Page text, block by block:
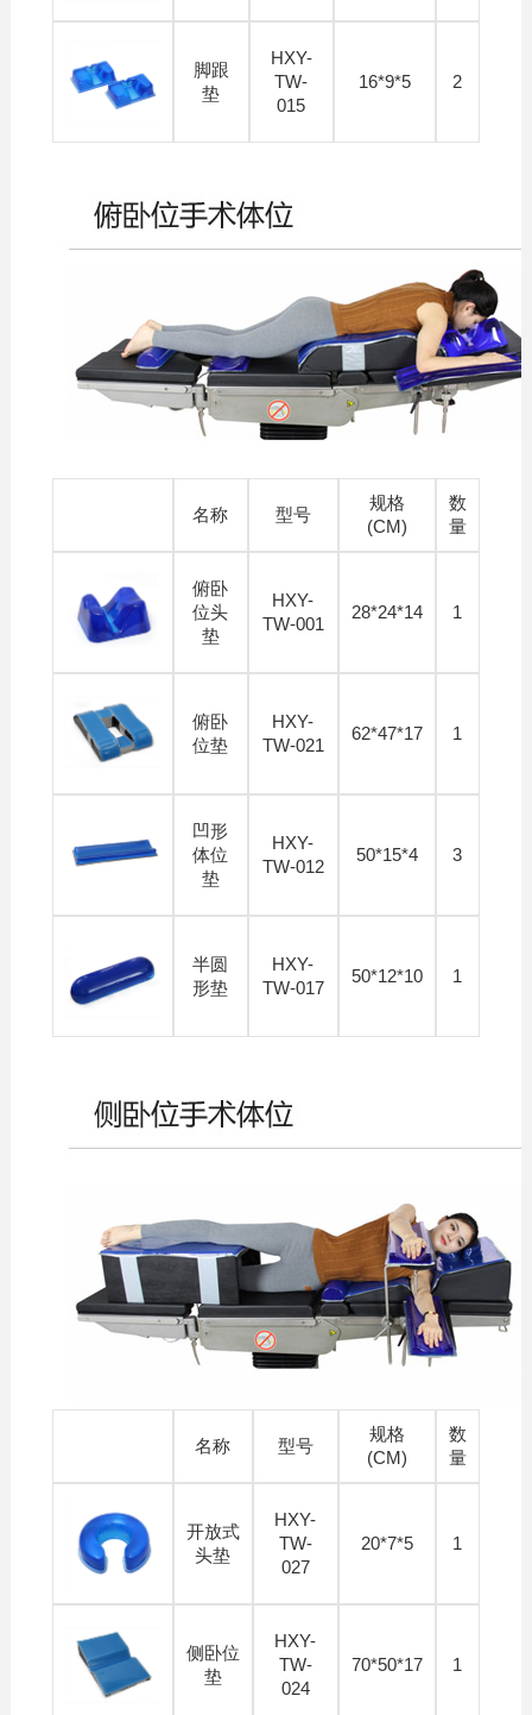
脚跟
垫
HXY-
TW-
015
16*9*5 2
名称 型号
规格
(CM)
数
量
俯卧
位头
垫
HXY-
TW-001
28*24*14 1
俯卧
位垫
HXY-
TW-021
62*47*17 1
凹形
体位
垫
HXY-
TW-012
50*15*4 3
半圆
形垫
HXY-
TW-017
50*12*10 1
名称 型号
规格
(CM)
数
量
开放式
头垫
HXY-
TW-
027
20*7*5 1
侧卧位
垫
HXY-
TW-
024
70*50*17 1